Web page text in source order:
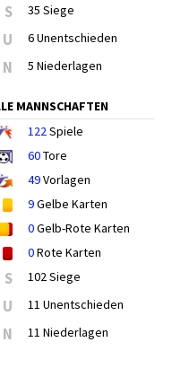
S 35 Siege
U 6 Unentschieden
N 5 Niederlagen
MANNSCHAFTEN
122Spiele
60Tore
49Vorlagen
9Gelbe Karten
0Gelb-Rote Karten
0Rote Karten
S 102 Siege
U 11 Unentschieden
N 11 Niederlagen